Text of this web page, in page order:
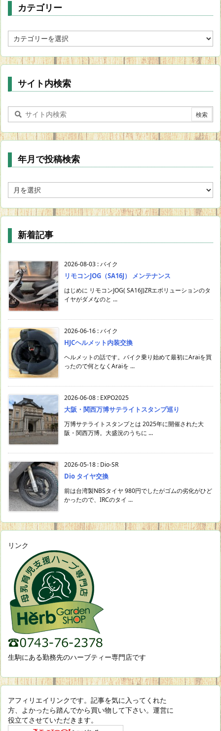
カテゴリー
テ
ゴ
リ
ー
サイト内検索
年月で投稿検索
月
で
投
稿
索
新着記事
2026-08-03 :バイク
リモコンJOG（SA16J） メンテナンス
はじめに リモコンJOG( SA16J)ZRエボリューションのタ
イヤがダメなのと ...
2026-06-16 :バイク
HJCヘルメット内装交換
ヘルメットの話です。バイク乗り始めて最初にAraiを買
ったので何となくAraiを ...
2026-06-08 : EXPO2025
大阪・関西万博サテライトスタンプ巡り
万博サテライトスタンプとは 2025年に開催された大
阪・関西万博。大盛況のうちに ...
2026-05-18 : Dio-SR
Dio タイヤ交換
前は台湾製NBSタイヤ 980円でしたがゴムの劣化がひど
かったので、IRCのタイ ...
リンク
生駒にある勤務先のハーブティー専門店です
アフィリエイリンクです。記事を気に入ってくれた
方、よかったら踏んでから買い物して下さい。運営に
役立てさせていただきます。